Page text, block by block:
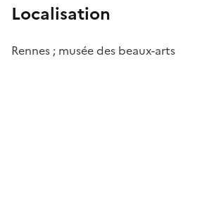
Localisation
Rennes ; musée des beaux-arts